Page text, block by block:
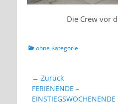
Die Crew vor
Kategorien
ohne Kategorie
Beitragsnavigation
← Zurück
Vorheriger
Beitrag:
FERIENENDE –
EINSTIEGSWOCHENENDE